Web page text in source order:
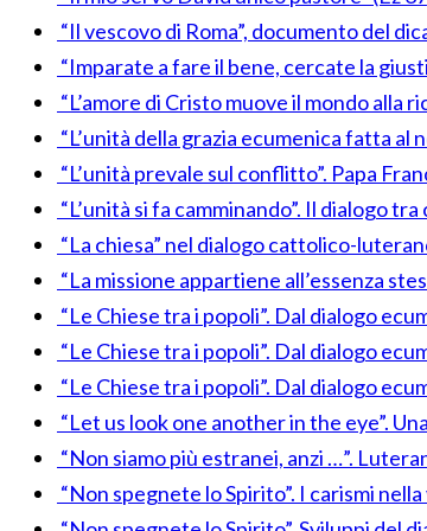
“Il vescovo di Roma”, documento del
“Imparate a fare il bene, cercate la
“L’amore di Cristo muove il mondo alla
“L’unità della grazia ecumenica fatta
“L’unità prevale sul conflitto”. Papa
“L’unità si fa camminando”. Il dialogo
“La chiesa” nel dialogo cattolico-
“La missione appartiene all’essenza
“Le Chiese tra i popoli”. Dal dialogo
“Le Chiese tra i popoli”. Dal dialogo
“Le Chiese tra i popoli”. Dal dialogo
“Let us look one another in the eye”.
“Non siamo più estranei, anzi …”.
“Non spegnete lo Spirito”. I carismi